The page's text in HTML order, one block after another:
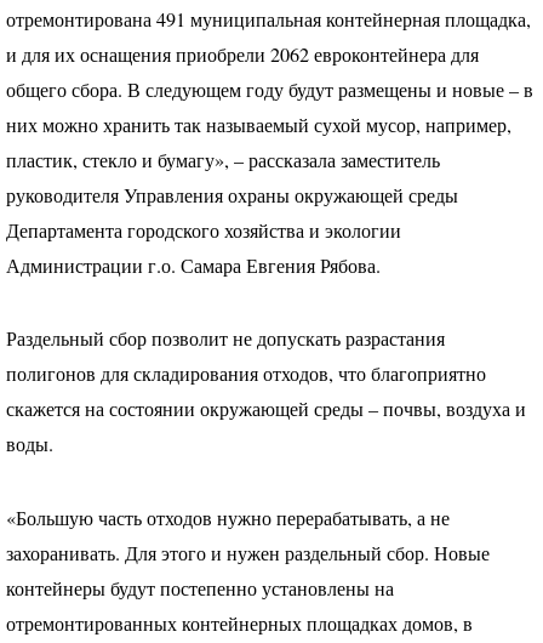
отремонтирована 491 муниципальная контейнерная площадка,
и для их оснащения приобрели 2062 евроконтейнера для
общего сбора. В следующем году будут размещены и новые – в
них можно хранить так называемый сухой мусор, например,
пластик, стекло и бумагу», – рассказала заместитель
руководителя Управления охраны окружающей среды
Департамента городского хозяйства и экологии
Администрации г.о. Самара Евгения Рябова.
Раздельный сбор позволит не допускать разрастания
полигонов для складирования отходов, что благоприятно
скажется на состоянии окружающей среды – почвы, воздуха и
воды.
«Большую часть отходов нужно перерабатывать, а не
захоранивать. Для этого и нужен раздельный сбор. Новые
контейнеры будут постепенно установлены на
отремонтированных контейнерных площадках домов, в